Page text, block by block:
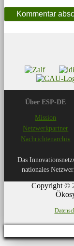
Über ESP-DE
Mission
Netzwerkpartner
Nachrichtenarchiv
Das
nationales
Copyright ©